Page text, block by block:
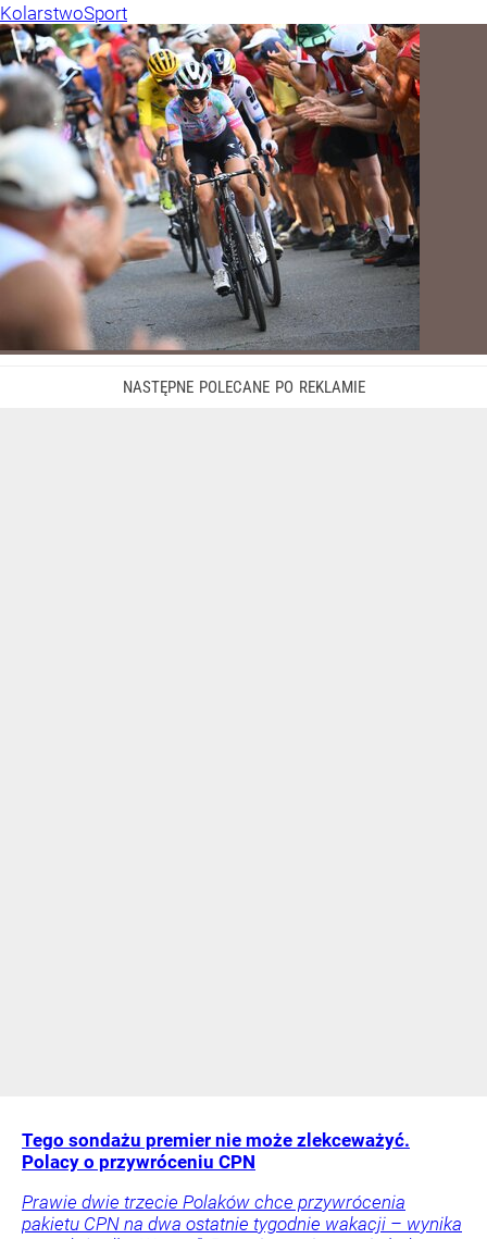
KolarstwoSport
Tego sondażu premier nie może zlekceważyć.
Polacy o przywróceniu CPN
Prawie dwie trzecie Polaków chce przywrócenia
pakietu CPN na dwa ostatnie tygodnie wakacji – wynika